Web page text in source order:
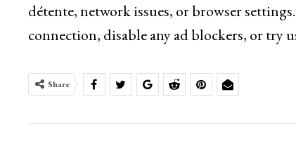
détente, network issues, or browser
connection, disable any ad blockers, or try
Share